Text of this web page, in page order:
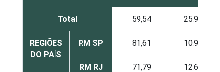
Total 59,54 25,90
REGIÕES
DO PAÍS
RM SP 81,61 10,94
RM RJ 71,79 12,61